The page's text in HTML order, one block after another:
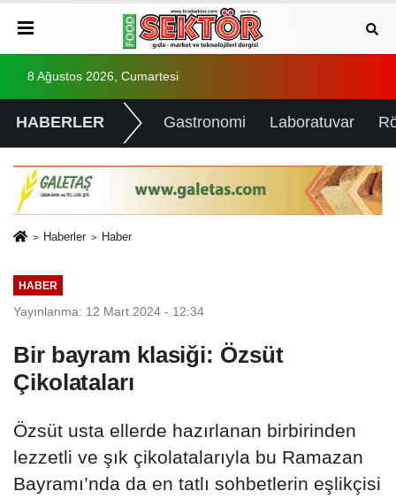
8 Ağustos 2026, Cumartesi
HABERLER Gastronomi Laboratuvar
Haberler Haber
HABER
Yayınlanma: 12 Mart 2024 - 12:34
Bir bayram klasiği: Özsüt
Çikolataları
Özsüt usta ellerde hazırlanan birbirinden
lezzetli ve şık çikolatalarıyla bu Ramazan
Bayramı’nda da en tatlı sohbetlerin eşlikçisi